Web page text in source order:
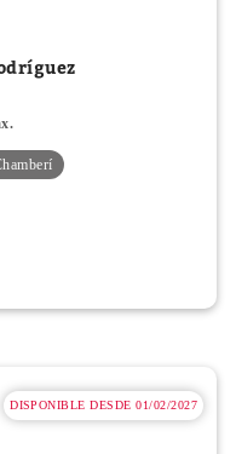
DISPONIBLE DESDE 01/02/2027